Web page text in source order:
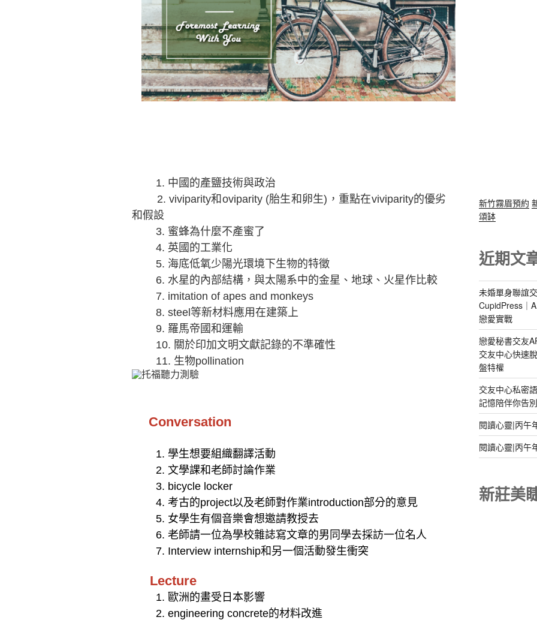
1. 中國的產鹽技術與政治
2. viviparity和oviparity (胎生和卵生)，重點在viviparity的優劣
和假設
3. 蜜蜂為什麼不產蜜了
4. 英國的工業化
5. 海底低氧少陽光環境下生物的特徵
6. 水星的內部結構，與太陽系中的金星、地球、火星作比較
7. imitation of apes and monkeys
8. steel 等新材料應用在建築上
9. 羅馬帝國和運輸
10. 關於印加文明文獻記錄的不準確性
11. 生物pollination
Conversation
1. 學生想要組織翻譯活動
2. 文學課和老師討論作業
3. bicycle locker
4. 考古的project以及老師對作業introduction部分的意見
5. 女學生有個音樂會想邀請教授去
6. 老師請一位為學校雜誌寫文章的男同學去採訪一位名人
7. Interview internship和另一個活動發生衝突
Lecture
1. 歐洲的畫受日本影響
2. engineering concrete的材料改進
新竹霧眉預約
頌缽
近期文
未婚單身聯誼
CupidPress｜
戀愛實戰
戀愛秘書交友
交友中心快速
盤特權
交友中心私密
記憶陪伴你告
閱讀心靈|丙午
閱讀心靈|丙午
新莊美